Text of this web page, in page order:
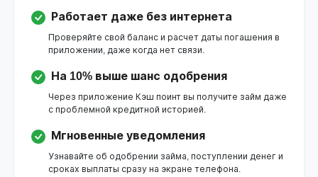
Работает даже без интернета
Проверяйте свой баланс и расчет даты погашения в
приложении, даже когда нет связи.
На 10% выше шанс одобрения
Через приложение Кэш поинт вы получите займ даже
с проблемной кредитной историей.
Мгновенные уведомления
Узнавайте об одобрении займа, поступлении денег и
сроках выплаты сразу на экране телефона.